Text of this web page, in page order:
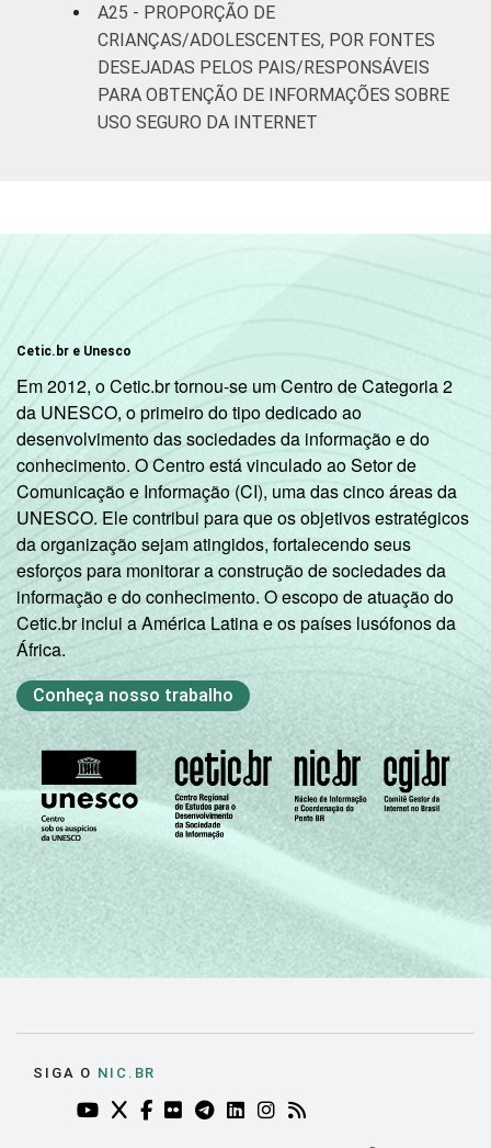
A25 - PROPORÇÃO DE
CRIANÇAS/ADOLESCENTES, POR FONTES
DESEJADAS PELOS PAIS/RESPONSÁVEIS
PARA OBTENÇÃO DE INFORMAÇÕES SOBRE
USO SEGURO DA INTERNET
Cetic.br e Unesco
Em 2012, o Cetic.br tornou-se um Centro de Categoria 2
da UNESCO, o primeiro do tipo dedicado ao
desenvolvimento das sociedades da informação e do
conhecimento. O Centro está vinculado ao Setor de
Comunicação e Informação (CI), uma das cinco áreas da
UNESCO. Ele contribui para que os objetivos estratégicos
da organização sejam atingidos, fortalecendo seus
esforços para monitorar a construção de sociedades da
informação e do conhecimento. O escopo de atuação do
Cetic.br inclui a América Latina e os países lusófonos da
África.
Conheça nosso trabalho
SIGA O NIC.BR
YOUTUBE DO NIC.BR (ABRE EM NOVA ABA)
TWITTER DO NIC.BR (ABRE EM NOVA ABA)
FACEBOOK DO NIC.BR (ABRE EM NOVA
FLICKR DO NIC.BR (ABRE EM NOVA
TELEGRAM DO NIC.BR (ABRE EM
LINKEDIN DO NIC.BR (ABRE
INSTAGRAM DO NIC.BR
RSS DO NIC.BR (ABRE